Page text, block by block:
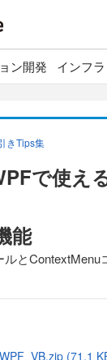
ン開発 インフラ
きTips集
で使え
能
ルと
(71.1